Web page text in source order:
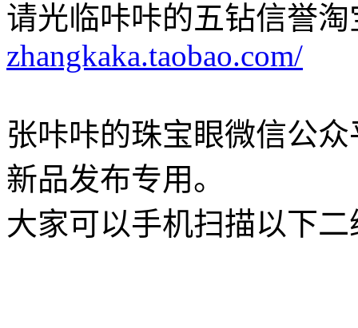
请光临咔咔的五钻信誉淘
zhangkaka.taobao.com/
张咔咔的珠宝眼微信公
新品发布专用。
大家可以手机扫描以下